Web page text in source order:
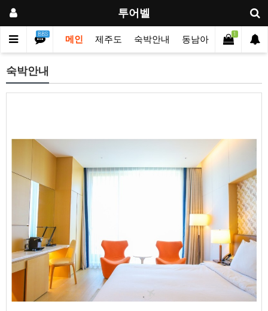
투어벨
BBS
메인 제주도 숙박안내 동남아힐링투어
1
숙박안내